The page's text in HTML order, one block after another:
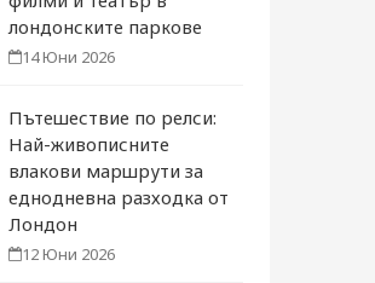
лондонските паркове
14 Юни 2026
Пътешествие по релси:
Най-живописните
влакови маршрути за
еднодневна разходка от
Лондон
12 Юни 2026